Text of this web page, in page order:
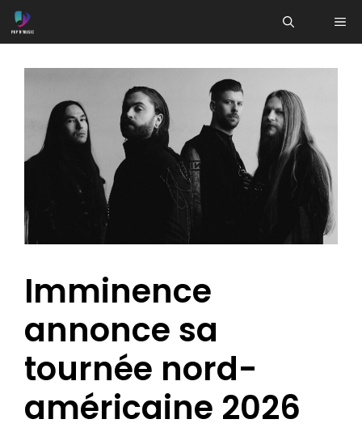
Aller
au
Imminence
annonce sa
tournée nord-
américaine 2026